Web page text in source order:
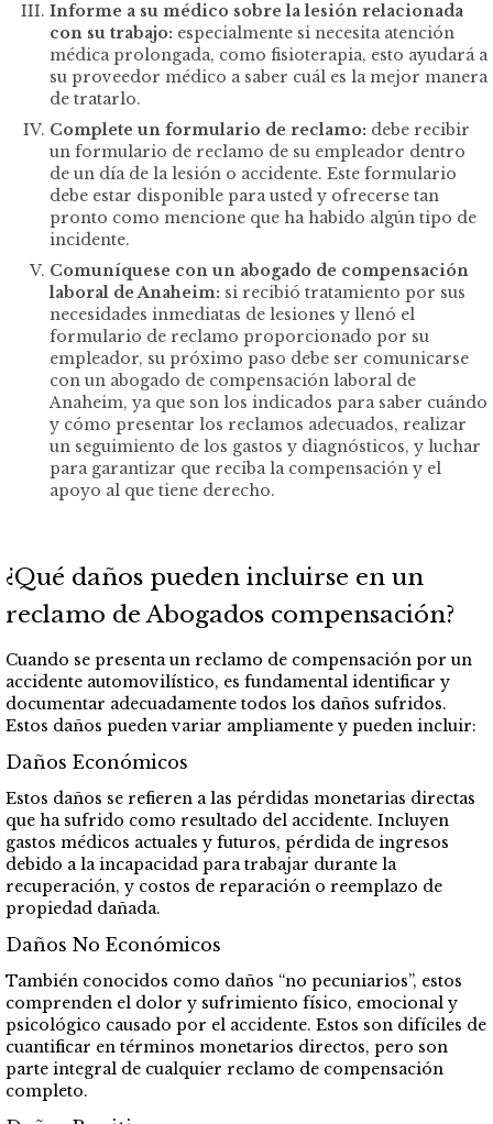
Informe a su médico sobre la lesión relacionada
con su trabajo: especialmente si necesita atención
médica prolongada, como fisioterapia, esto ayudará a
su proveedor médico a saber cuál es la mejor manera
de tratarlo.
Complete un formulario de reclamo: debe recibir
un formulario de reclamo de su empleador dentro
de un día de la lesión o accidente. Este formulario
debe estar disponible para usted y ofrecerse tan
pronto como mencione que ha habido algún tipo de
incidente.
Comuníquese con un abogado de compensación
laboral de Anaheim: si recibió tratamiento por sus
necesidades inmediatas de lesiones y llenó el
formulario de reclamo proporcionado por su
empleador, su próximo paso debe ser comunicarse
con un abogado de compensación laboral de
Anaheim, ya que son los indicados para saber cuándo
y cómo presentar los reclamos adecuados, realizar
un seguimiento de los gastos y diagnósticos, y luchar
para garantizar que reciba la compensación y el
apoyo al que tiene derecho.
¿Qué daños pueden incluirse en un
reclamo de Abogados compensación?
Cuando se presenta un reclamo de compensación por un
accidente automovilístico, es fundamental identificar y
documentar adecuadamente todos los daños sufridos.
Estos daños pueden variar ampliamente y pueden incluir:
Daños Económicos
Estos daños se refieren a las pérdidas monetarias directas
que ha sufrido como resultado del accidente. Incluyen
gastos médicos actuales y futuros, pérdida de ingresos
debido a la incapacidad para trabajar durante la
recuperación, y costos de reparación o reemplazo de
propiedad dañada.
Daños No Económicos
También conocidos como daños “no pecuniarios”, estos
comprenden el dolor y sufrimiento físico, emocional y
psicológico causado por el accidente. Estos son difíciles de
cuantificar en términos monetarios directos, pero son
parte integral de cualquier reclamo de compensación
completo.